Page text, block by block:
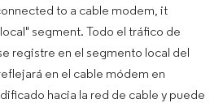
to a cable modem, it
segment. Todo el tráfico de
registre en el segmento local del
en el cable módem en
hacia la red de cable y puede